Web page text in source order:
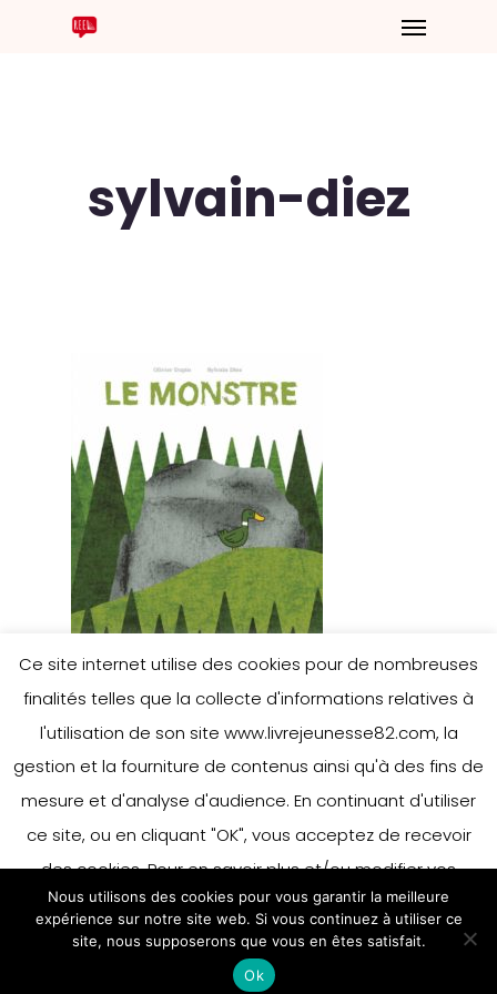
sylvain-diez
Ce site internet utilise des cookies pour de nombreuses
finalités telles que la collecte d'informations relatives à
l'utilisation de son site www.livrejeunesse82.com, la
gestion et la fourniture de contenus ainsi qu'à des fins de
mesure et d'analyse d'audience. En continuant d'utiliser
ce site, ou en cliquant "OK", vous acceptez de recevoir
des cookies. Pour en savoir plus et/ou modifier vos
préférences en matière de cookies, merci de vous référer
à notre politique sur les cookies.
Accepter
En savoir plus
Nous utilisons des cookies pour vous garantir la meilleure
expérience sur notre site web. Si vous continuez à utiliser ce
site, nous supposerons que vous en êtes satisfait.
Ok